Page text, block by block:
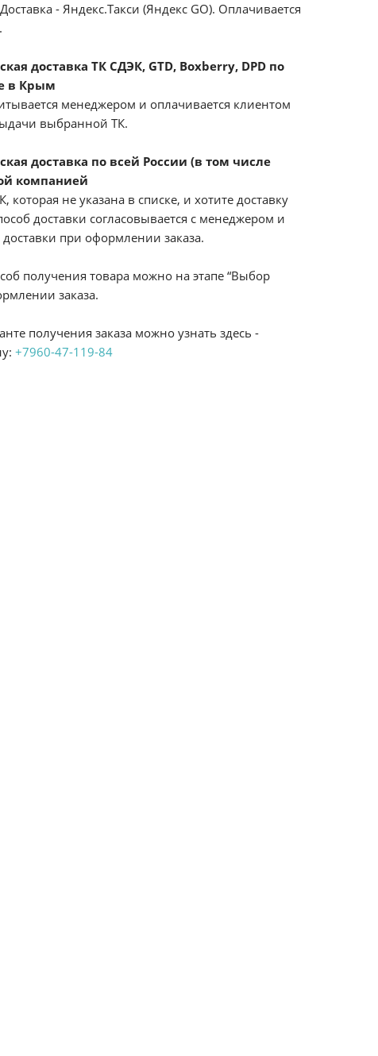
- Яндекс.Такси (Яндекс GO). Оплачивается
доставка ТК СДЭК, GTD, Boxberry, DPD по
в Крым
менеджером и оплачивается клиентом
выбранной ТК.
доставка по всей России (в том числе
компанией
которая не указана в списке, и хотите доставку
доставки согласовывается с менеджером и
доставки при оформлении заказа.
получения товара можно на этапе “Выбор
заказа.
получения заказа можно узнать здесь -
+7960-47-119-84